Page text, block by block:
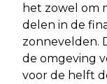
het zowel om
delen in de
zonnevelden.
de omgeving
voor de helft